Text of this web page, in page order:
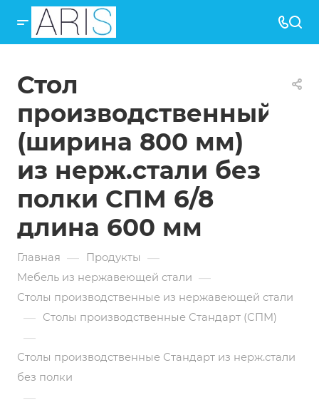
Стол
производственный
(ширина 800 мм)
из нерж.стали без
полки СПМ 6/8
длина 600 мм
Главная — Продукты —
Мебель из нержавеющей стали —
Столы производственные из нержавеющей стали
— Столы производственные Стандарт (СПМ)
—
Столы производственные Стандарт из нерж.стали
без полки
—